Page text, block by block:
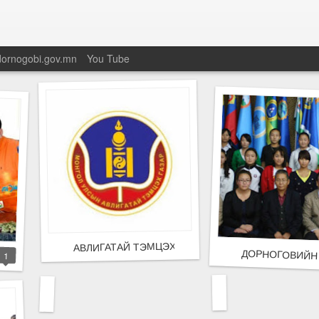
You Tube
ОРЛОО
СУМДАД ӨНДӨР ХУРДНЫ 3G+ СҮЛЖЭЭ ОРЛОО.
1
АВЛИГАТАЙ ТЭМЦЭХ ГАЗРЫН АХЛАХ АЖИЛТАН
ДОРНОГОВИЙН